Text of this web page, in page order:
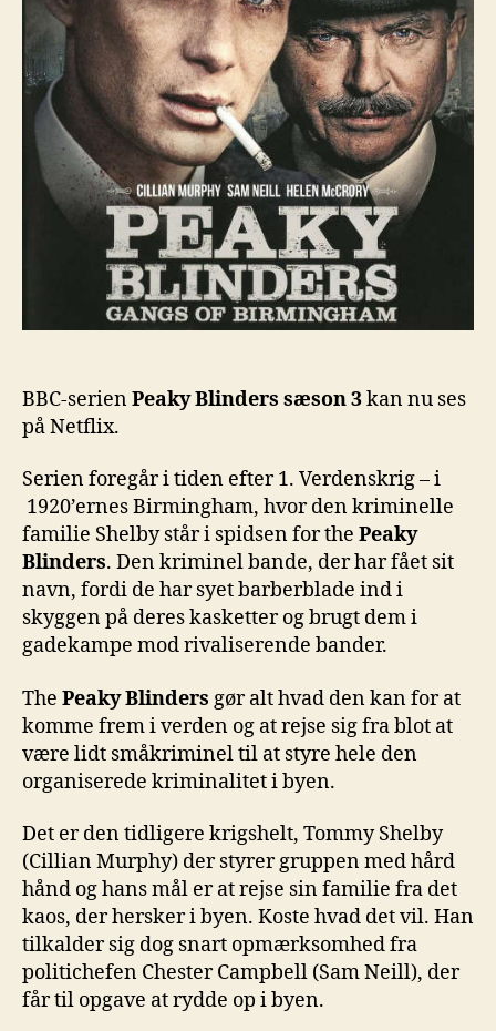
BBC-serienPeaky Blinders sæson 3kan nu ses
på Netflix.
Serien foregår i tiden efter 1. Verdenskrig – i
1920’ernes Birmingham, hvor den kriminelle
familie Shelby står i spidsen for the Peaky
Blinders. Denkriminel bande, der har fået sit
navn, fordi de har syet barberblade ind i
skyggen på deres kasketter og brugt dem i
gadekampe mod rivaliserende bander.
The Peaky Blinders gør alt hvad den kan for at
komme frem i verden og at rejse sig fra blot at
være lidt småkriminel til at styre hele den
organiserede kriminalitet i byen.
Det er den tidligere krigshelt, Tommy Shelby
(Cillian Murphy) der styrer gruppen med hård
hånd og hans mål er at rejse sin familie fra det
kaos, der hersker i byen. Koste hvad det vil. Han
tilkalder sig dog snart opmærksomhed fra
politichefen Chester Campbell (Sam Neill), der
får til opgave at rydde op i byen.